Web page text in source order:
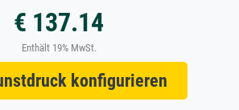
€ 137.14
Enthält 19% MwSt.
konfigurieren